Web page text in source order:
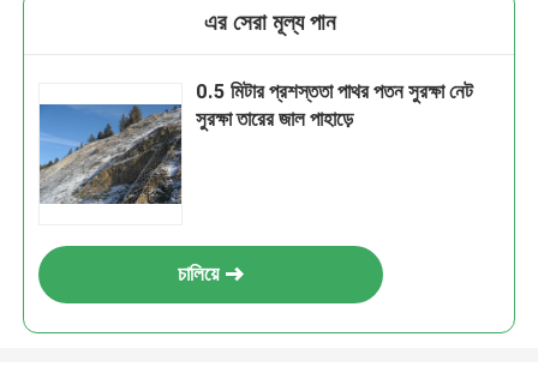
এর সেরা মূল্য পান
0.5 মিটার প্রশস্ততা পাথর পতন সুরক্ষা নেট
সুরক্ষা তারের জাল পাহাড়ে
চালিয়ে